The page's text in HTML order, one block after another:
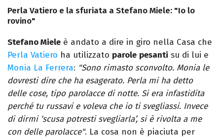
Perla Vatiero e la sfuriata a Stefano Miele: "Io lo
rovino"
Stefano Miele è andato a dire in giro nella Casa che
Perla Vatiero ha utilizzato parole pesanti su di lui e
Monia La Ferrera: "Sono rimasto sconvolto. Monia le
dovresti dire che ha esagerato. Perla mi ha detto
delle cose, tipo parolacce di notte. Si era infastidita
perché tu russavi e voleva che io ti svegliassi. Invece
di dirmi ‘scusa potresti svegliarla’, si è rivolta a me
con delle parolacce". La cosa non è piaciuta per